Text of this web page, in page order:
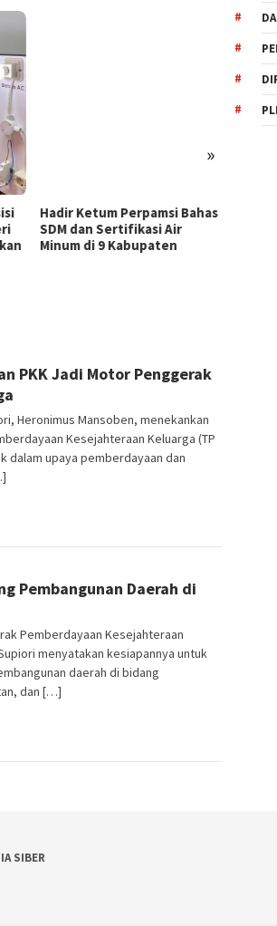
»
Hadir Ketum Perpamsi Bahas
SDM dan Sertifikasi Air
Minum di 9 Kabupaten
PKK Jadi Motor Penggerak
Heronimus Mansoben, menekankan
Kesejahteraan Keluarga (TP
dalam upaya pemberdayaan dan
Pembangunan Daerah di
Pemberdayaan Kesejahteraan
menyatakan kesiapannya untuk
daerah di bidang
dan […]
SIBER